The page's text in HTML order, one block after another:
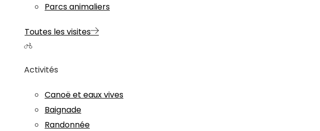
Parcs animaliers
Toutes les visites
Activités
Canoë et eaux vives
Baignade
Randonnée